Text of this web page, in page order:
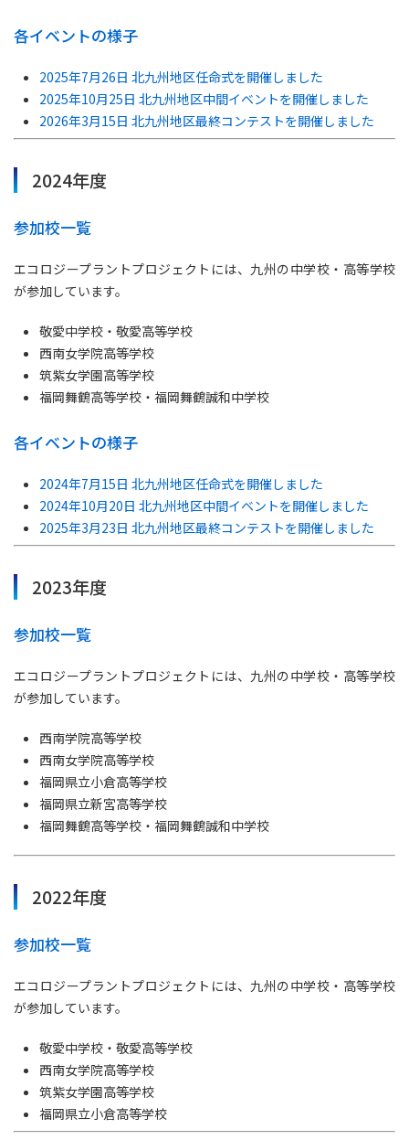
各イベントの様子
2025年7月26日 北九州地区任命式を開催しました
2025年10月25日 北九州地区中間イベントを開催しました
2026年3月15日 北九州地区最終コンテストを開催しました
2024年度
参加校一覧
エコロジープラントプロジェクトには、九州の中学校・高等学校
が参加しています。
敬愛中学校・敬愛高等学校
西南女学院高等学校
筑紫女学園高等学校
福岡舞鶴高等学校・福岡舞鶴誠和中学校
各イベントの様子
2024年7月15日 北九州地区任命式を開催しました
2024年10月20日 北九州地区中間イベントを開催しました
2025年3月23日 北九州地区最終コンテストを開催しました
2023年度
参加校一覧
エコロジープラントプロジェクトには、九州の中学校・高等学校
が参加しています。
西南学院高等学校
西南女学院高等学校
福岡県立小倉高等学校
福岡県立新宮高等学校
福岡舞鶴高等学校・福岡舞鶴誠和中学校
2022年度
参加校一覧
エコロジープラントプロジェクトには、九州の中学校・高等学校
が参加しています。
敬愛中学校・敬愛高等学校
西南女学院高等学校
筑紫女学園高等学校
福岡県立小倉高等学校